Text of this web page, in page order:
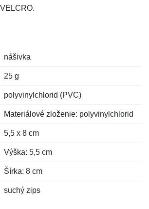
nášivka
25 g
polyvinylchlorid (PVC)
Materiálové zloženie: polyvinylchlorid
5,5 x 8 cm
Výška: 5,5 cm
Šírka: 8 cm
suchý zips